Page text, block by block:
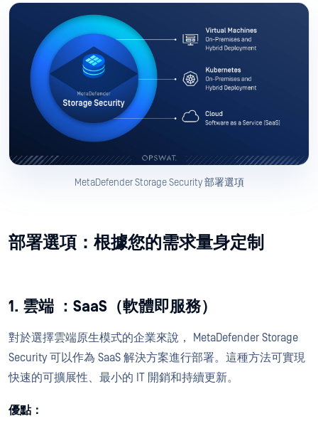
MetaDefender Storage Security 部署選項
部署選項：根據您的需求量身定制
1. 雲端 ：SaaS（軟體即服務）
對於選擇雲端原生模式的企業來說， MetaDefender Storage
Security 可以作為 SaaS 解決方案進行部署。這種方法可實現
快速的可擴展性、最小的 IT 開銷和持續更新。
優點：